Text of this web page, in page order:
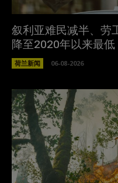
叙利亚难民减半、劳
降至2020年以来最低
荷兰新闻 06-08-2026